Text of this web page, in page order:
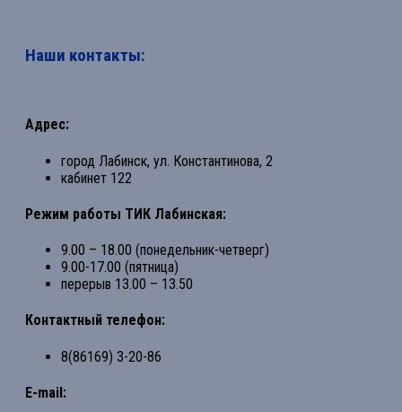
Наши контакты:
Адрес:
город Лабинск, ул. Константинова, 2
кабинет 122
Режим работы ТИК Лабинская:
9.00 – 18.00 (понедельник-четверг)
9.00-17.00 (пятница)
перерыв 13.00 – 13.50
Контактный телефон:
8(86169) 3-20-86
E-mail: